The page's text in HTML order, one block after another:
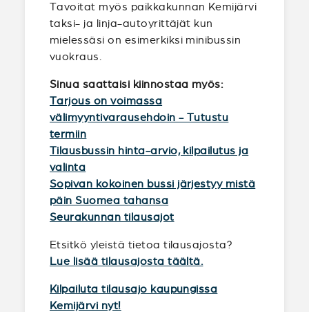
Tavoitat myös paikkakunnan Kemijärvi
taksi- ja linja-autoyrittäjät kun
mielessäsi on esimerkiksi minibussin
vuokraus.
Sinua saattaisi kiinnostaa myös:
Tarjous on voimassa
välimyyntivarausehdoin - Tutustu
termiin
Tilausbussin hinta-arvio, kilpailutus ja
valinta
Sopivan kokoinen bussi järjestyy mistä
päin Suomea tahansa
Seurakunnan tilausajot
Etsitkö yleistä tietoa tilausajosta?
Lue lisää tilausajosta täältä.
Kilpailuta tilausajo kaupungissa
Kemijärvi nyt!